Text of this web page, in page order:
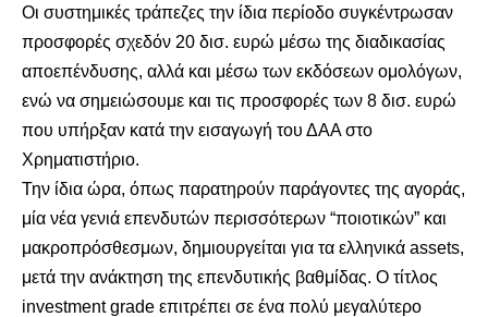
Οι συστημικές τράπεζες την ίδια περίοδο συγκέντρωσαν
προσφορές σχεδόν 20 δισ. ευρώ μέσω της διαδικασίας
αποεπένδυσης, αλλά και μέσω των εκδόσεων ομολόγων,
ενώ να σημειώσουμε και τις προσφορές των 8 δισ. ευρώ
που υπήρξαν κατά την εισαγωγή του ΔΑΑ στο
Χρηματιστήριο.
Την ίδια ώρα, όπως παρατηρούν παράγοντες της αγοράς,
μία νέα γενιά επενδυτών περισσότερων “ποιοτικών” και
μακροπρόσθεσμων, δημιουργείται για τα ελληνικά assets,
μετά την ανάκτηση της επενδυτικής βαθμίδας. Ο τίτλος
investment grade επιτρέπει σε ένα πολύ μεγαλύτερο